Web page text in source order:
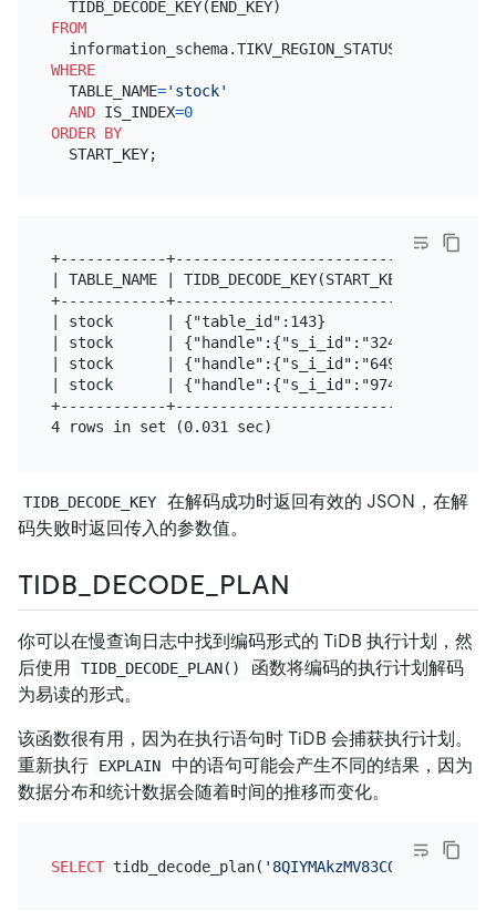
FROM
WHERE
  TABLE_NAME
='stock'
AND IS_INDEX=0
ORDER BY
+------------
| TABLE_NAME |
+------------
| stock      | {"table_id":143}
| stock      |
| stock      |
| stock      |
+------------
TIDB_DECODE_KEY
在解码成功时返回有效的 JSON，在解
码失败时返回传入的参数值。
TIDB_DECODE_PLAN
你可以在慢查询日志中找到编码形式的 TiDB 执行计划，然
后使用
TIDB_DECODE_PLAN()
函数将编码的执行计划解码
为易读的形式。
该函数很有用，因为在执行语句时 TiDB 会捕获执行计划。
重新执行
EXPLAIN
中的语句可能会产生不同的结果，因为
数据分布和统计数据会随着时间的推移而变化。
SELECT tidb_decode_plan(